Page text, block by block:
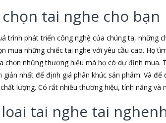
ENERGY
USA
chọn tai nghe cho bạn
trình phát triển công nghệ của chúng ta, những
mua những chiếc tai nghe với yêu cầu cao. Họ
chọn những thương hiệu mà họ có dự định mua.
giản nhất để định giá phân khúc sản phẩm. Và
lượng. Có rất nhiều thương hiệu, tính năng
loai tai nghe tai